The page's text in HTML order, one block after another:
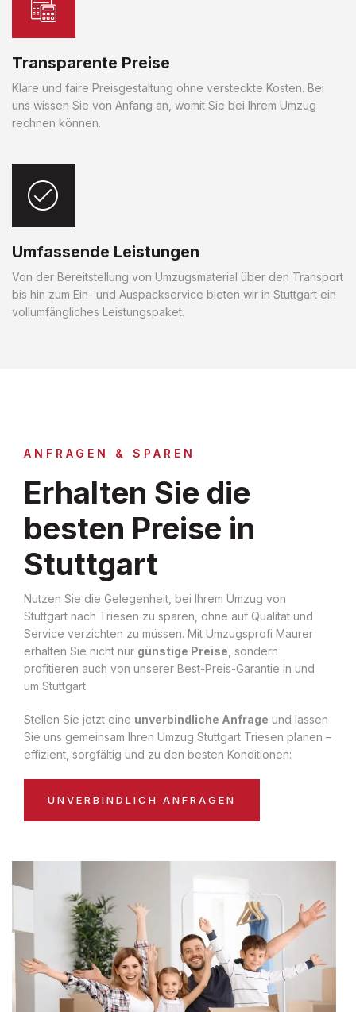
Transparente Preise
Klare und faire Preisgestaltung ohne versteckte Kosten. Bei
uns wissen Sie von Anfang an, womit Sie bei Ihrem Umzug
rechnen können.
Umfassende Leistungen
Von der Bereitstellung von Umzugsmaterial über den Transport
bis hin zum Ein- und Auspackservice bieten wir in Stuttgart ein
vollumfängliches Leistungspaket.
ANFRAGEN & SPAREN
Erhalten Sie die
besten Preise in
Stuttgart
Nutzen Sie die Gelegenheit, bei Ihrem Umzug von
Stuttgart nach Triesen zu sparen, ohne auf Qualität und
Service verzichten zu müssen. Mit Umzugsprofi Maurer
erhalten Sie nicht nur günstige Preise , sondern
profitieren auch von unserer Best-Preis-Garantie in und
um Stuttgart.
Stellen Sie jetzt eine unverbindliche Anfrage und lassen
Sie uns gemeinsam Ihren Umzug Stuttgart Triesen planen –
effizient, sorgfältig und zu den besten Konditionen:
UNVERBINDLICH ANFRAGEN